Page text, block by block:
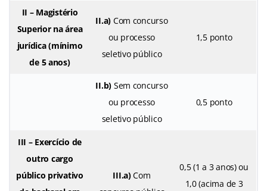
II – Magistério
Superior na área
jurídica (mínimo
de 5 anos)
II.a) Com concurso
ou processo
seletivo público
1,5 ponto
II.b) Sem concurso
ou processo
seletivo público
0,5 ponto
III – Exercício de
outro cargo
público privativo
III.a)Com
0,5 (1 a 3 anos) ou
1,0 (acima de 3